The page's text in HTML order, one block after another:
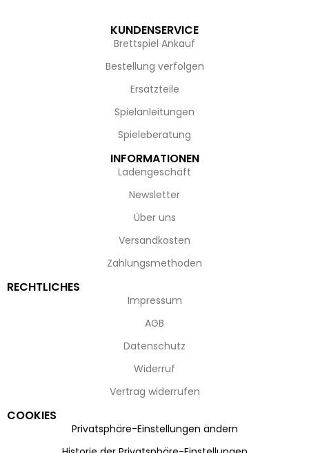
KUNDENSERVICE
Brettspiel Ankauf
Bestellung verfolgen
Ersatzteile
Spielanleitungen
Spieleberatung
INFORMATIONEN
Ladengeschäft
Newsletter
Über uns
Versandkosten
Zahlungsmethoden
RECHTLICHES
Impressum
AGB
Datenschutz
Widerruf
Vertrag widerrufen
COOKIES
Privatsphäre-Einstellungen ändern